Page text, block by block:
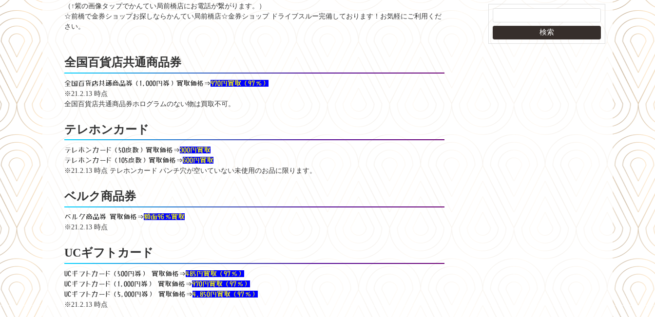
（↑紫の画像タップでかんてい局前橋店にお電話が繋がります。）
☆前橋で金券ショップお探しならかんてい局前橋店☆金券ショップ ドライブスルー完備しております！お気軽にご利用くだ
さい。
全国百貨店共通商品券
全国百貨店共通商品券（1,000円券）買取価格⇒970円買取（97％）
※21.2.13 時点
全国百貨店共通商品券ホログラムのない物は買取不可。
テレホンカード
テレホンカード（50度数）買取価格⇒300円買取
テレホンカード（105度数）買取価格⇒600円買取
※21.2.13 時点 テレホンカード パンチ穴が空いていない未使用のお品に限ります。
ベルク商品券
ベルク商品券 買取価格⇒額面96％買取
※21.2.13 時点
UCギフトカード
UCギフトカード（500円券） 買取価格⇒485円買取（97％）
UCギフトカード（1,000円券） 買取価格⇒970円買取（97％）
UCギフトカード（5,000円券） 買取価格⇒4,850円買取（97％）
※21.2.13 時点